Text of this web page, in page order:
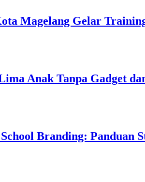
Magelang Gelar
Anak Tanpa Gadget
Branding: Panduan